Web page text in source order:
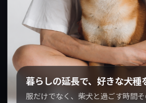
暮らしの延長で、好きな犬種
服だけでなく、柴犬と過ごす時間